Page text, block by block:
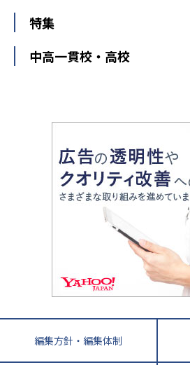
新潟県
中部
愛知県
静岡県
大阪府
兵庫県 京都府
鳥取県
島根県 岡山県
香川県
長崎県
鹿児島県 沖縄県
個別教室のトライ
武田塾
中学受験
大学受験
教育全般
大学受験塾の選び方
中学受験に熱心な市区町村ラン
小学校受験
家庭教師
特集
開成番長直伝！子どもの受験を
運動と遊びを考える
情報Ⅰ、数学が苦手な人注目！
アップ法
悩み多き「大学受験」相談室
英語・英会話・英検対策
小学校教師が解説！中学受験の
教育ジャーナリストが徹底解説
中高一貫校・高校
大学入試改革
ママテクエグザム
進化する中高一貫校・高校
編集方針・編集体制